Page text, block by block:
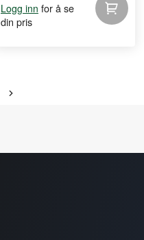
Logg inn for å se
din pris